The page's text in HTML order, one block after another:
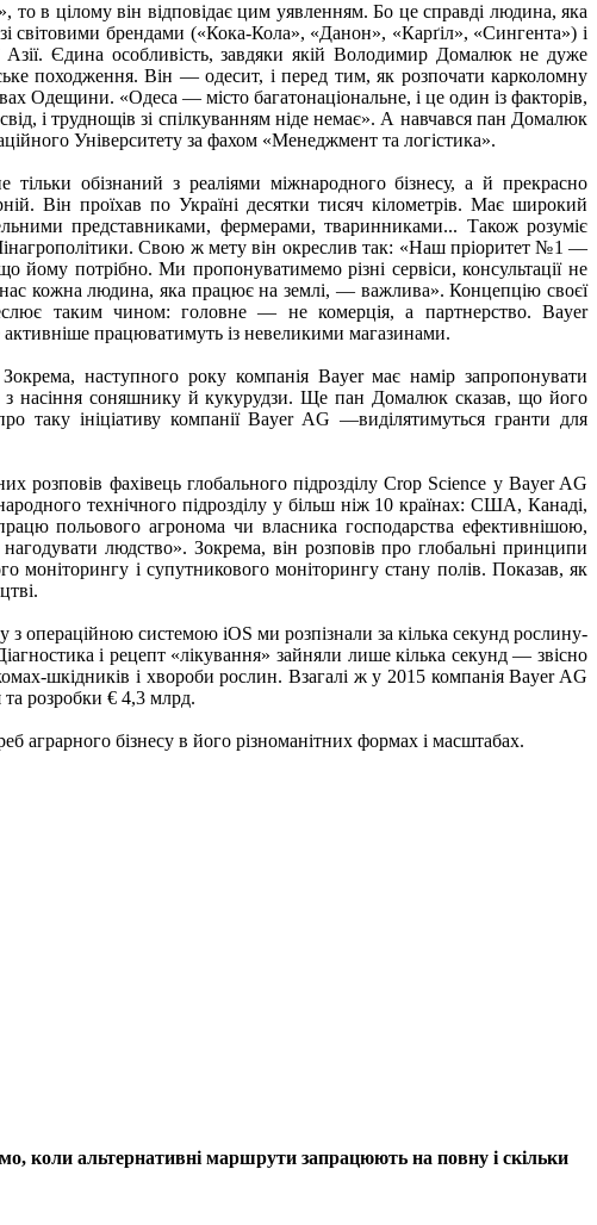
в цілому він відповідає цим уявленням. Бо це справді людина, яка
світовими брендами («Кока-Кола», «Данон», «Карґіл», «Сингента») і
Азії. Єдина особливість, завдяки якій Володимир Домалюк не дуже
походження. Він — одесит, і перед тим, як розпочати карколомну
Одещини. «Одеса — місто багатонаціональне, і це один із факторів,
і труднощів зі спілкуванням ніде немає». А навчався пан Домалюк
Університету за фахом «Менеджмент та логістика».
обізнаний з реаліями міжнародного бізнесу, а й прекрасно
Він проїхав по Україні десятки тисяч кілометрів. Має широкий
представниками, фермерами, тваринниками... Також розуміє
Свою ж мету він окреслив так: «Наш пріоритет №1 —
йому потрібно. Ми пропонуватимемо різні сервіси, консультації не
кожна людина, яка працює на землі, — важлива». Концепцію своєї
таким чином: головне — не комерція, а партнерство. Bayer
працюватимуть із невеликими магазинами.
наступного року компанія Bayer має намір запропонувати
з насіння соняшнику й кукурудзи. Ще пан Домалюк сказав, що його
ініціативу компанії Bayer AG —виділятимуться гранти для
розповів фахівець глобального підрозділу Crop Science у Bayer AG
технічного підрозділу у більш ніж 10 країнах: США, Канаді,
польового агронома чи власника господарства ефективнішою,
людство». Зокрема, він розповів про глобальні принципи
моніторингу і супутникового моніторингу стану полів. Показав, як
операційною системою iOS ми розпізнали за кілька секунд рослину-
і рецепт «лікування» зайняли лише кілька секунд — звісно
шкідників і хвороби рослин. Взагалі ж у 2015 компанія Bayer AG
та розробки € 4,3 млрд.
аграрного бізнесу в його різноманітних формах і масштабах.
коли альтернативні маршрути запрацюють на повну і скільки